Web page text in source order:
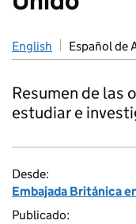
English Español de
Resumen de las
estudiar e
Desde:
Embajada Británica
Publicado: